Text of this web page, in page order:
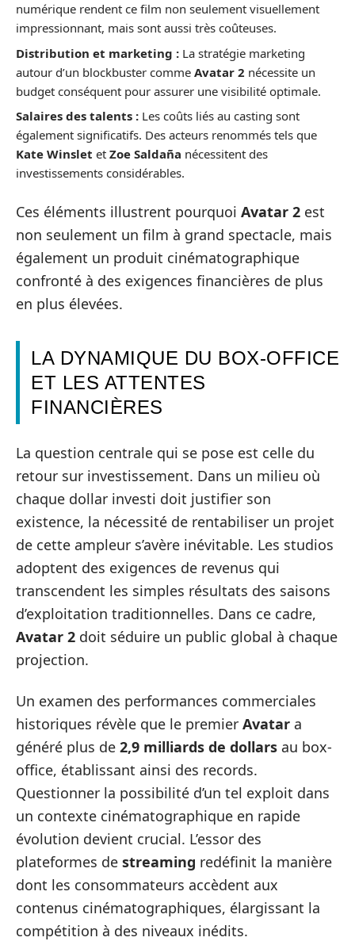
numérique rendent ce film non seulement visuellement
impressionnant, mais sont aussi très coûteuses.
Distribution et marketing : La stratégie marketing
autour d’un blockbuster comme Avatar 2 nécessite un
budget conséquent pour assurer une visibilité optimale.
Salaires des talents : Les coûts liés au casting sont
également significatifs. Des acteurs renommés tels que
Kate Winslet et Zoe Saldaña nécessitent des
investissements considérables.
Ces éléments illustrent pourquoi Avatar 2 est
non seulement un film à grand spectacle, mais
également un produit cinématographique
confronté à des exigences financières de plus
en plus élevées.
LA DYNAMIQUE DU BOX-OFFICE
ET LES ATTENTES
FINANCIÈRES
La question centrale qui se pose est celle du
retour sur investissement. Dans un milieu où
chaque dollar investi doit justifier son
existence, la nécessité de rentabiliser un projet
de cette ampleur s’avère inévitable. Les studios
adoptent des exigences de revenus qui
transcendent les simples résultats des saisons
d’exploitation traditionnelles. Dans ce cadre,
Avatar 2 doit séduire un public global à chaque
projection.
Un examen des performances commerciales
historiques révèle que le premier Avatar a
généré plus de 2,9 milliards de dollars au box-
office, établissant ainsi des records.
Questionner la possibilité d’un tel exploit dans
un contexte cinématographique en rapide
évolution devient crucial. L’essor des
plateformes de streaming redéfinit la manière
dont les consommateurs accèdent aux
contenus cinématographiques, élargissant la
compétition à des niveaux inédits.